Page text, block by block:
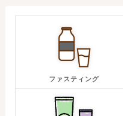
ファスティング